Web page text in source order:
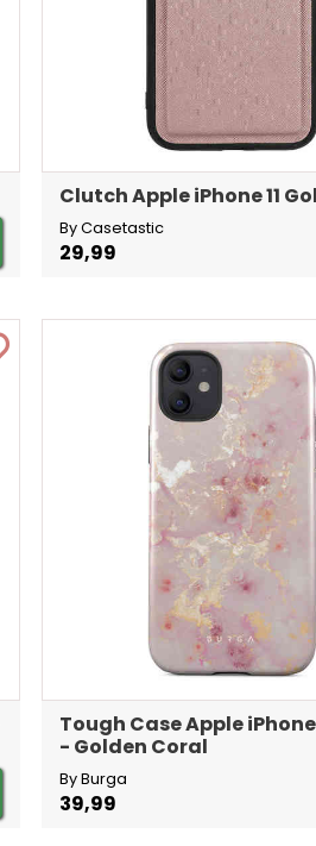
Clutch Apple iPhone 11
By Casetastic
29,99
Tough Case Apple iPhone
- Golden Coral
By Burga
39,99